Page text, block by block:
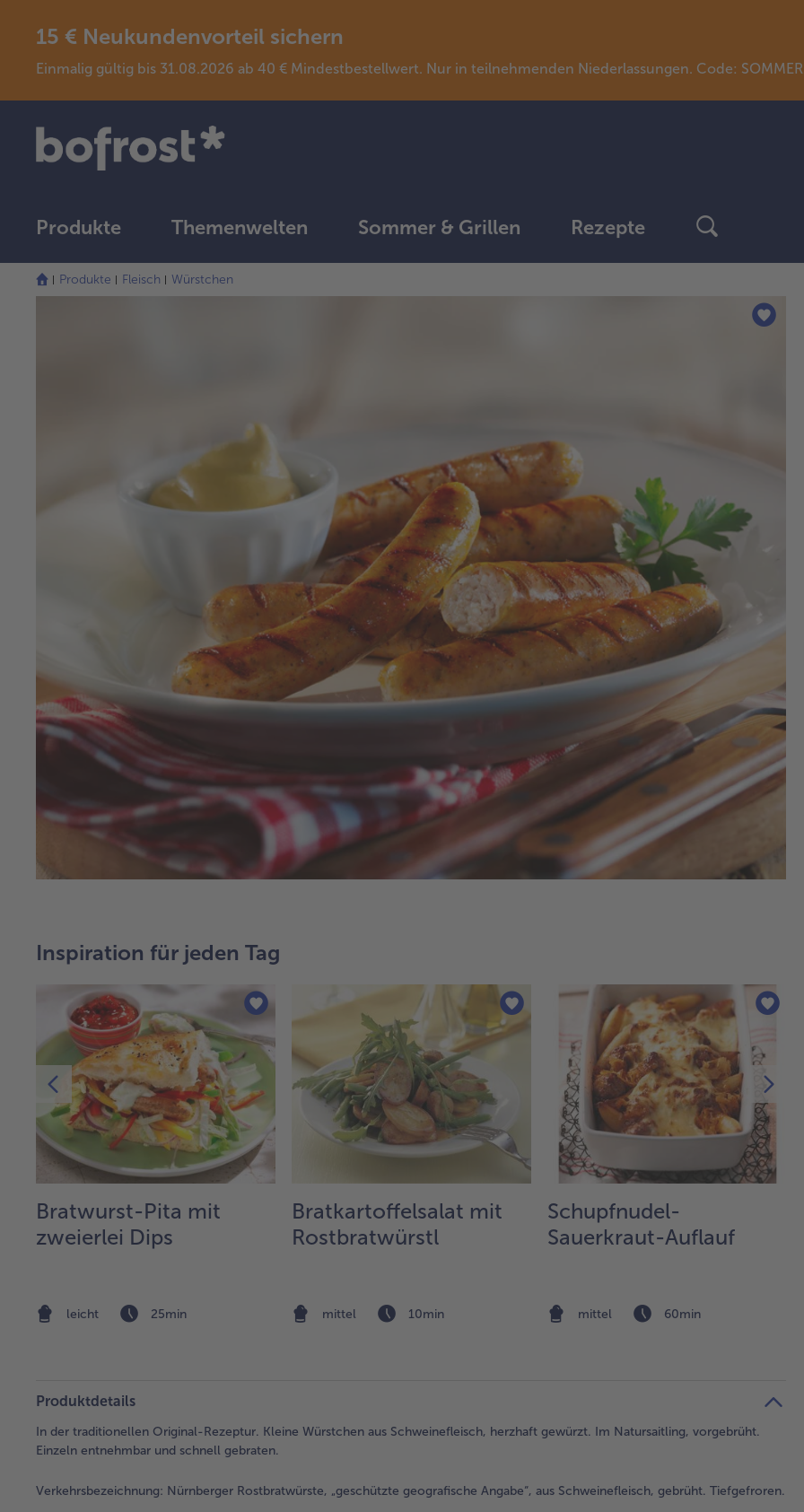
15 € Neukundenvorteil sichern
Einmalig gültig bis 31.08.2026 ab 40 € Mindestbestellwert. Nur in teilnehmenden Niederlassungen. Code:
Produkte Themenwelten Sommer & Grillen Rezepte
Produkte Fleisch Würstchen
Inspiration für jeden Tag
Bratwurst-Pita mit
zweierlei Dips
leicht 25min
Bratkartoffelsalat mit
Rostbratwürstl
mittel 10min
Schupfnudel-
Sauerkraut-Auflauf
mittel 60min
Produktdetails
In der traditionellen Original-Rezeptur. Kleine Würstchen aus Schweinefleisch, herzhaft gewürzt. Im Natursaitling, vorgebrüht.
Einzeln entnehmbar und schnell gebraten.
Verkehrsbezeichnung: Nürnberger Rostbratwürste, „geschützte geografische Angabe“, aus Schweinefleisch, gebrüht. Tiefgefroren.